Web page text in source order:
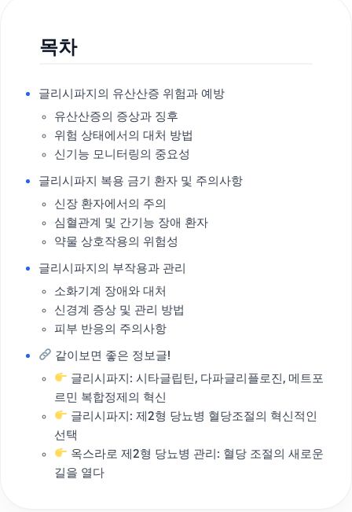
목차
글리시파지의 유산산증 위험과 예방
유산산증의 증상과 징후
위험 상태에서의 대처 방법
신기능 모니터링의 중요성
글리시파지 복용 금기 환자 및 주의사항
신장 환자에서의 주의
심혈관계 및 간기능 장애 환자
약물 상호작용의 위험성
글리시파지의 부작용과 관리
소화기계 장애와 대처
신경계 증상 및 관리 방법
피부 반응의 주의사항
같이보면 좋은 정보글!
글리시파지: 시타글립틴, 다파글리플로진, 메트포
르민 복합정제의 혁신
글리시파지: 제2형 당뇨병 혈당조절의 혁신적인
선택
옥스라로 제2형 당뇨병 관리: 혈당 조절의 새로운
길을 열다